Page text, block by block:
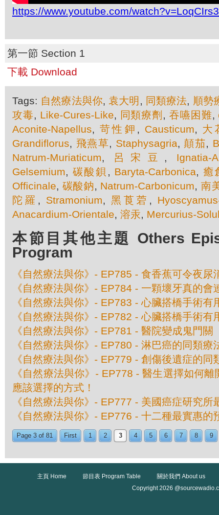
https://www.youtube.com/
第一節 Section 1
下載 Download
Tags: 自然療法與你,袁大明 , 同類療法, 順勢
攻毒, Like-Cures-Like, 同類療劑 ,吞嚥困難,
Aconite-Napellus,苛性鉀 , Causticum, 大
Grandiflorus, 飛燕草, Staphysagria,顛茄,
Natrum-Muriaticum, 呂宋豆 , Ignatia-
Gelsemium, 碳酸鋇 , Baryta-Carbonica, 癒
Officinale, 碳酸鈉, Natrum-Carbonicum,南
陀羅 , Stramonium, 黑莨菪 ,
Anacardium-Orientale, 溶汞, Mercurius-
本節目其他主題 Others
Program
《自然療法與你》- EP785 - 食香蕉可令夜尿
《自然療法與你》- EP784 - 一顆壞牙真的會
《自然療法與你》- EP783 - 心臟搭橋手術有
《自然療法與你》- EP782 - 心臟搭橋手術有
《自然療法與你》- EP781 - 醫院變成鬼門關
《自然療法與你》- EP780 - 淋巴癌的同類療
《自然療法與你》- EP779 - 創傷後遺症的同
《自然療法與你》- EP778 - 醫生選擇如何
應該選擇的方式！
《自然療法與你》- EP777 - 美國癌症研究所
《自然療法與你》- EP776 - 十二種最實惠的
Page 3 of 81 First 1 2 3 4 5 6 7 8 9
主頁 Home 節目表 Program Table
關於我們 About us
Copyright 2026